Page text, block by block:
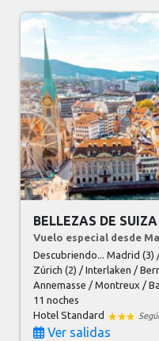
BELLEZAS DE SUIZA
Vuelo especial desde
Descubriendo... Madrid (3)
Zúrich (2) / Interlaken /
Annemasse / Montreux /
11 noches
Hotel Standard
Ver salidas